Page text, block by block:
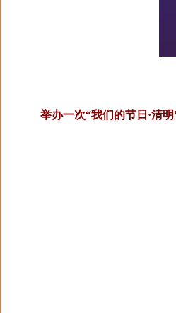
举办一次“我们的节日·清